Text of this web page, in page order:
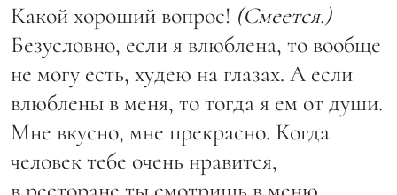
Какой хороший вопрос! (Смеется.)
Безусловно, если я влюблена, то вообще
не могу есть, худею на глазах. А если
влюблены в меня, то тогда я ем от души.
Мне вкусно, мне прекрасно. Когда
человек тебе очень нравится,